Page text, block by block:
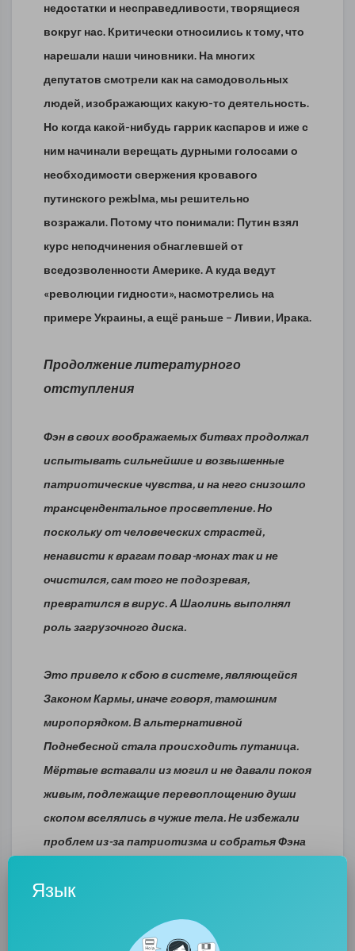
недостатки и несправедливости,творящиеся
вокруг нас. Критически относились к тому, что
нарешали наши чиновники. На многих
депутатов смотрели как на самодовольных
людей, изображающих какую-то деятельность.
Но когда какой-нибудь гаррик каспаров и иже с
ним начинали верещать дурными голосами о
необходимости свержения кровавого
путинского режЫма, мы решительно
возражали. Потому что понимали: Путин взял
курс неподчинения обнаглевшей от
вседозволенности Америке. А куда ведут
«революции гидности», насмотрелись на
примере Украины, а ещё раньше – Ливии, Ирака.
Продолжение литературного
отступления
Фэн в своих воображаемых битвах продолжал
испытывать сильнейшие и возвышенные
патриотические чувства, и на него снизошло
трансцендентальное просветление. Но
поскольку от человеческих страстей,
ненависти к врагам повар-монах так и не
очистился, сам того не подозревая,
превратился в вирус. А Шаолинь выполнял
роль загрузочного диска.
Это привело к сбою в системе, являющейся
Законом Кармы, иначе говоря, тамошним
миропорядком. В альтернативной
Поднебесной стала происходить путаница.
Мёртвые вставали из могил и не давали покоя
живым, подлежащие перевоплощению души
скопом вселялись в чужие тела. Не избежали
проблем из-за патриотизма и собратья Фэна
слишком увлеклись служением государству.
изменников по указанию полубезумного
Язык